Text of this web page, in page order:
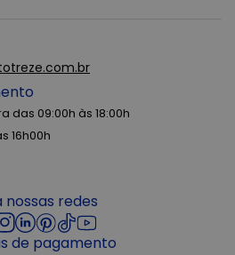
das 09:00h às 18:00h
16h00h
nossas redes
de pagamento